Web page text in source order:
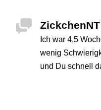
ZickchenNT
Ich war 4,5
wenig
und Du schnell